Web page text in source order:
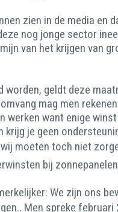
zien in de media
nog jonge sector
van het krijgen van
geldt deze
mag men
want enige
je geen
moeten toch niet
bij
We zijn ons
Men spreke